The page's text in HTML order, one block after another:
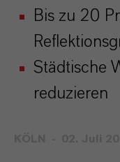
Bis zu 20
Städtische
reduzieren